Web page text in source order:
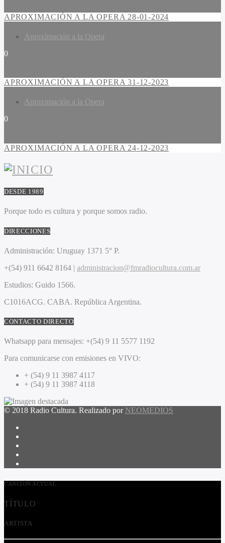
APROXIMACIÓN A LA OPERA 28-01-2024
Aproximación a la Opera
0
APROXIMACIÓN A LA OPERA 31-12-2023
Aproximación a la Opera
0
APROXIMACIÓN A LA OPERA 24-12-2023
DESDE 1989
Porque todo es cultura y porque somos radio.
DIRECCIONES
Administración: Uruguay 1371 5° P.
+(54) 911 6642 8164 | administracion@fmradiocultura.com.ar
Estudios: Guido 1566.
C1016ACG. CABA. República Argentina.
CONTACTO DIRECTO
Whatsapp para mensajes: +(54) 9 11 5577 1192
Para comunicarse con emisiones en VIVO:
+ (54) 9 11 3987 4117
+ (54) 9 11 3987 4118
© 2018 Radio Cultura. Realizado por NEOMEDIOS
CANCIÓN ACTUAL
TÍTULO
ARTISTA